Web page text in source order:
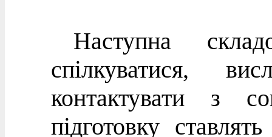
Наступна
спілкуватися,
контактувати з
підготовку